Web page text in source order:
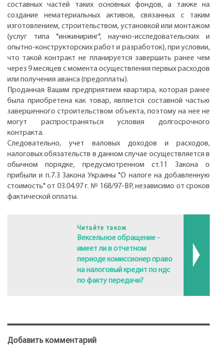
составных частей таких основных фондов, а также на
создание нематериальных активов, связанных с таким
изготовлением, строительством, установкой или монтажом
(услуг типа "инжиниринг", научно-исследовательских и
опытно-конструкторских работ и разработок), при условии,
что такой контракт не планируется завершить ранее чем
через 9 месяцев с момента осуществления первых расходов
или получения аванса (предоплаты).
Проданная Вашим предприятием квартира, которая ранее
была приобретена как товар, является составной частью
завершенного строительством объекта, поэтому на нее не
могут распространяться условия долгосрочного
контракта.
Следовательно, учет валовых доходов и расходов,
налоговых обязательств в данном случае осуществляется в
обычном порядке, предусмотренном ст.11 Закона о
прибыли и п.7.3 Закона Украины "О налоге на добавленную
стоимость" от 03.04.97 г. № 168/97-ВР, независимо от сроков
фактической оплаты.
Читайте також
Вексельное обращение -
имеет ли в отчетном
периоде комиссионер право
на налоговый кредит по ндс
по факту передачи?
Добавить комментарий